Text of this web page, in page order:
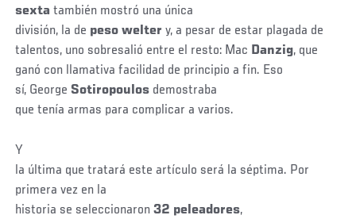
sexta también mostró una única
división, la de peso welter y, a pesar de estar plagada de
talentos, uno sobresalió entre el resto: Mac Danzig, que
ganó con llamativa facilidad de principio a fin. Eso
sí, George Sotiropoulos demostraba
que tenía armas para complicar a varios.
Y
la última que tratará este artículo será la séptima. Por
primera vez en la
historia se seleccionaron32 peleadores,